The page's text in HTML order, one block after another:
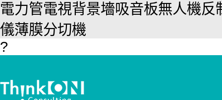
電力管電視背景墻吸音板無人機反
儀薄膜分切機
?